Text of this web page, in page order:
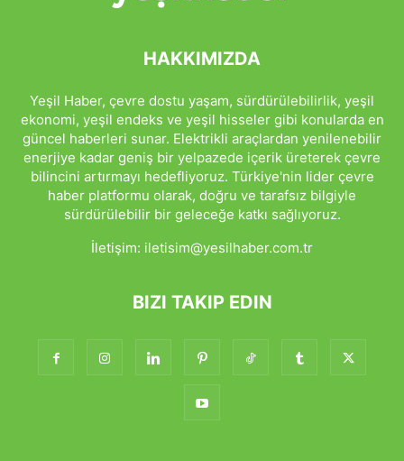
HAKKIMIZDA
Yeşil Haber, çevre dostu yaşam, sürdürülebilirlik, yeşil
ekonomi, yeşil endeks ve yeşil hisseler gibi konularda en
güncel haberleri sunar. Elektrikli araçlardan yenilenebilir
enerjiye kadar geniş bir yelpazede içerik üreterek çevre
bilincini artırmayı hedefliyoruz. Türkiye'nin lider çevre
haber platformu olarak, doğru ve tarafsız bilgiyle
sürdürülebilir bir geleceğe katkı sağlıyoruz.
İletişim: iletisim@yesilhaber.com.tr
BIZI TAKIP EDIN